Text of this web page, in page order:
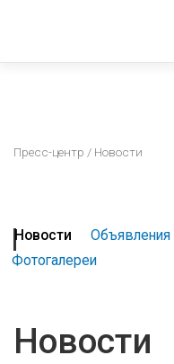
Пресс-центр / Новости
Новости Объявления
Фотогалереи
Новости